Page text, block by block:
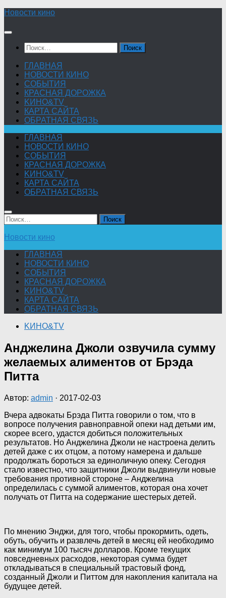
Skip
content
Новости кино
Найти:
ГЛАВНАЯ
НОВОСТИ КИНО
СОБЫТИЯ
КРАСНАЯ ДОРОЖКА
KИНО&TV
КАРТА САЙТА
ОБРАТНАЯ СВЯЗЬ
ГЛАВНАЯ
НОВОСТИ КИНО
СОБЫТИЯ
КРАСНАЯ ДОРОЖКА
KИНО&TV
КАРТА САЙТА
ОБРАТНАЯ СВЯЗЬ
Найти:
Новости кино
ГЛАВНАЯ
НОВОСТИ КИНО
СОБЫТИЯ
КРАСНАЯ ДОРОЖКА
KИНО&TV
КАРТА САЙТА
ОБРАТНАЯ СВЯЗЬ
KИНО&TV
Анджелина Джоли озвучила сумму
желаемых алиментов от Брэда
Питта
Автор: admin · 2017-02-03
Вчера адвокаты Брэда Питта говорили о том, что в
вопросе получения равноправной опеки над детьми им,
скорее всего, удастся добиться положительных
результатов. Но Анджелина Джоли не настроена делить
детей даже с их отцом, а потому намерена и дальше
продолжать бороться за единоличную опеку. Сегодня
стало известно, что защитники Джоли выдвинули новые
требования противной стороне – Анджелина
определилась с суммой алиментов, которая она хочет
получать от Питта на содержание шестерых детей.
По мнению Энджи, для того, чтобы прокормить, одеть,
обуть, обучить и развлечь детей в месяц ей необходимо
как минимум 100 тысяч долларов. Кроме текущих
повседневных расходов, некоторая сумма будет
откладываться в специальный трастовый фонд,
созданный Джоли и Питтом для накопления капитала на
будущее детей.